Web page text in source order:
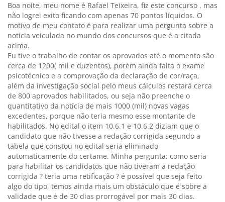
Boa noite, meu nome é Rafael Teixeira, fiz este concurso , mas
não logrei exito ficando com apenas 70 pontos líquidos. O
motivo de meu contato é para realizar uma pergunta sobre a
notícia veiculada no mundo dos concursos que é a citada
acima.
Eu tive o trabalho de contar os aprovados até o momento são
cerca de 1200( mil e duzentos), porém ainda falta o exame
psicotécnico e a comprovação da declaração de cor/raça,
além da investigação social pelo meus cálculos restará cerca
de 800 aprovados habilitados, ou seja não preenche o
quantitativo da notícia de mais 1000 (mil) novas vagas
excedentes, porque não teria mesmo esse montante de
habilitados. No edital o item 10.6.1 e 10.6.2 diziam que o
candidato que não tivesse a redação corrigida segundo a
tabela que constou no edital seria eliminado
automaticamente do certame. Minha pergunta: como seria
para habilitar os candidatos que não tiveram a redação
corrigida ? teria uma retificação ? é possível que seja feito
algo do tipo, temos ainda mais um obstáculo que é sobre a
validade que é de 30 dias prorrogável por mais 30 dias.